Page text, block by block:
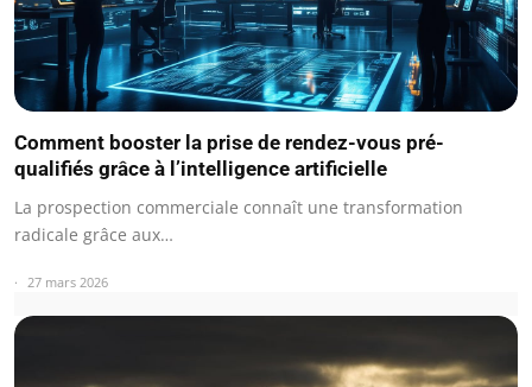
Comment booster la prise de rendez-vous pré-
qualifiés grâce à l’intelligence artificielle
La prospection commerciale connaît une transformation
radicale grâce aux…
27 mars 2026